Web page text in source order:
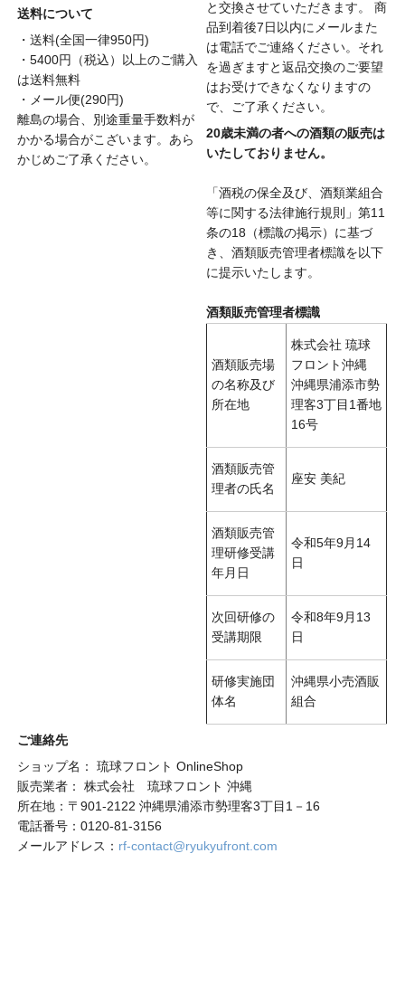
送料について
・送料(全国一律950円)
・5400円（税込）以上のご購入
は送料無料
・メール便(290円)
離島の場合、別途重量手数料が
かかる場合がこざいます。あら
かじめご了承ください。
と交換させていただきます。 商
品到着後7日以内にメールまた
は電話でご連絡ください。それ
を過ぎますと返品交換のご要望
はお受けできなくなりますの
で、ご了承ください。
20歳未満の者への酒類の販売は
いたしておりません。
「酒税の保全及び、酒類業組合
等に関する法律施行規則」第11
条の18（標識の掲示）に基づ
き、酒類販売管理者標識を以下
に提示いたします。
酒類販売管理者標識
酒類販売場
の名称及び
所在地
株式会社 琉球
フロント沖縄
沖縄県浦添市勢
理客3丁目1番地
16号
酒類販売管
理者の氏名
座安 美紀
酒類販売管
理研修受講
年月日
令和5年9月14
日
次回研修の
受講期限
令和8年9月13
日
研修実施団
体名
沖縄県小売酒販
組合
ご連絡先
ショップ名： 琉球フロント OnlineShop
販売業者： 株式会社 琉球フロント 沖縄
所在地：〒901-2122 沖縄県浦添市勢理客3丁目1－16
電話番号：0120-81-3156
メールアドレス： rf-contact@ryukyufront.com